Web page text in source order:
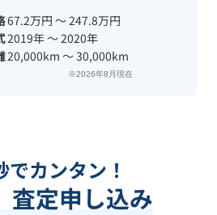
67.2万円 〜 247.8万円
2019年 〜 2020年
20,000km 〜 30,000km
※2026年8月現在
でカンタン！
査定申し込み